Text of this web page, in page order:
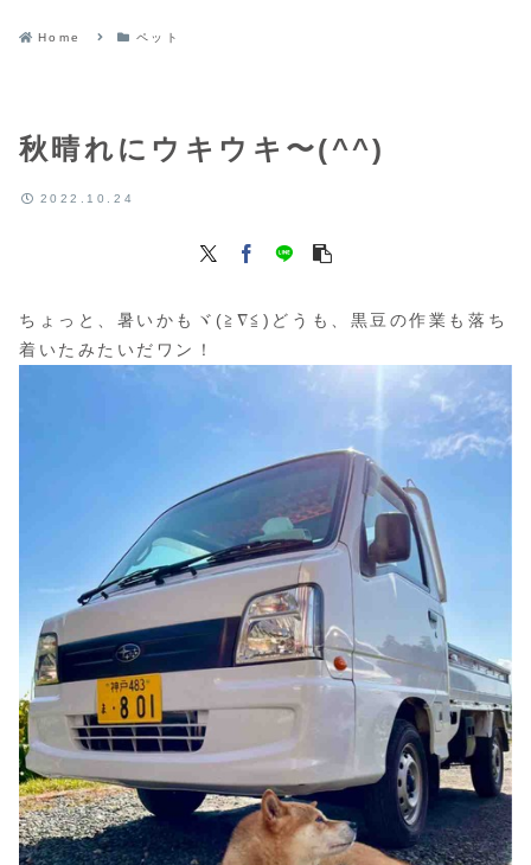
Home ペット
秋晴れにウキウキ〜(^^)
2022.10.24
ちょっと、暑いかもヾ(≧∇≦)どうも、黒豆の作業も落ち
着いたみたいだワン！